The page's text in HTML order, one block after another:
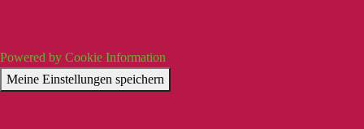
Powered by Cookie Information
Meine Einstellungen speichern